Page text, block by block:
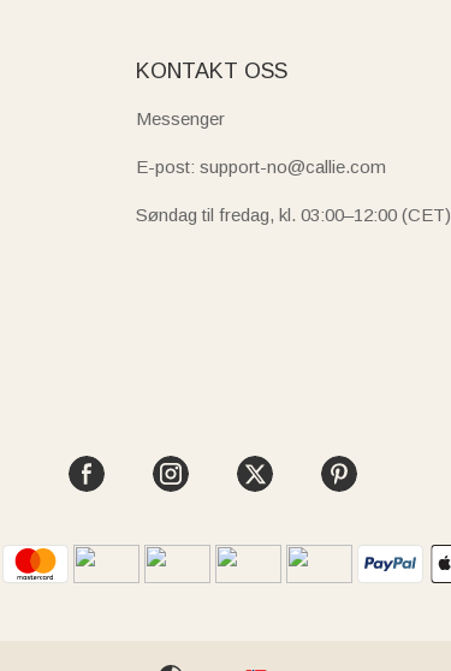
KONTAKT OSS
Messenger
E-post: support-no@callie.com
Søndag til fredag, kl. 03:00–12:00 (CET)